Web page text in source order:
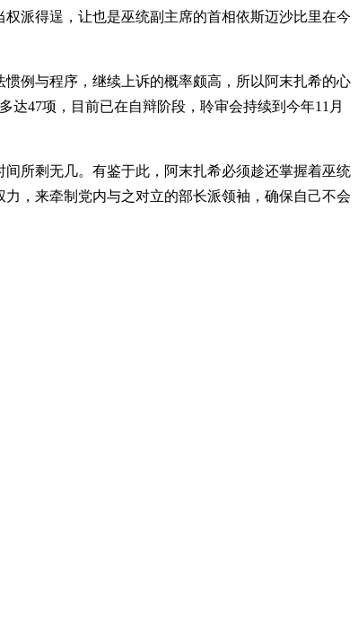
派得逞，让也是巫统副主席的首相依斯迈沙比里在今
例与程序，继续上诉的概率颇高，所以阿末扎希的心
47项，目前已在自辩阶段，聆审会持续到今年11月
所剩无几。有鉴于此，阿末扎希必须趁还掌握着巫统
，来牵制党内与之对立的部长派领袖，确保自己不会